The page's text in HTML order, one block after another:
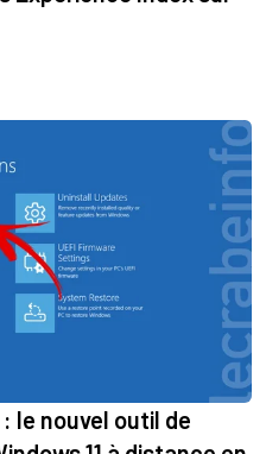
le nouvel outil de